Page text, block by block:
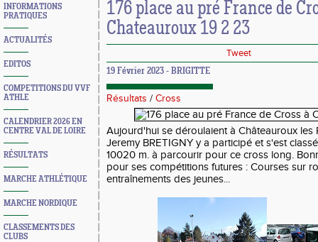
INFORMATIONS
PRATIQUES
ACTUALITÉS
EDITOS
COMPETITIONS DU VVF
ATHLE
CALENDRIER 2026 EN
CENTRE VAL DE LOIRE
RÉSULTATS
MARCHE ATHLÉTIQUE
MARCHE NORDIQUE
CLASSEMENTS DES
CLUBS
176 place au pré France de
Chateauroux 19 2 23
Tweet
19 Février 2023 - BRIGITTE
Résultats / Cross
Aujourd'hui se déroulaient à Châteauroux les
Jeremy BRETIGNY y a participé et s'est
10020 m. à parcourir pour ce cross long.
pour ses compétitions futures : Courses sur
entraînements des jeunes...